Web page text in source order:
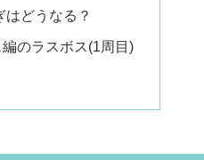
はどうなる？
のラスボス(1周目)